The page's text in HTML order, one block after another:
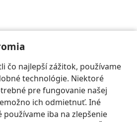
čo najlepší zážitok, používame
technológie. Niektoré
pre fungovanie našej
ich odmietnuť. Iné
iba na zlepšenie
Nastavenia
Bible and Tract Society of Pennsylvania
JW.ORG
Prihlásiť sa